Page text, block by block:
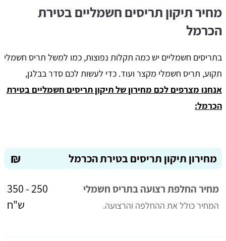
מחיר תיקון תריסים חשמליים בטירת
הכרמל
בתריסים חשמליים יש כמה תקלות נפוצות, כמו למשל תריס חשמלי
תקוע, תריס חשמלי מקצר ועוד. כדי לעשות לכם סדר בבלגן,
אנחנו מצרפים לכם מחירון של תיקון תריסים חשמליים בטירת
הכרמל:
₪ מחירון תיקון תריסים בטירת הכרמל
מחיר החלפת רצועה בתריס חשמלי
המחיר כולל את ההחלפה והרצועה.
250 - 350
ש"ח